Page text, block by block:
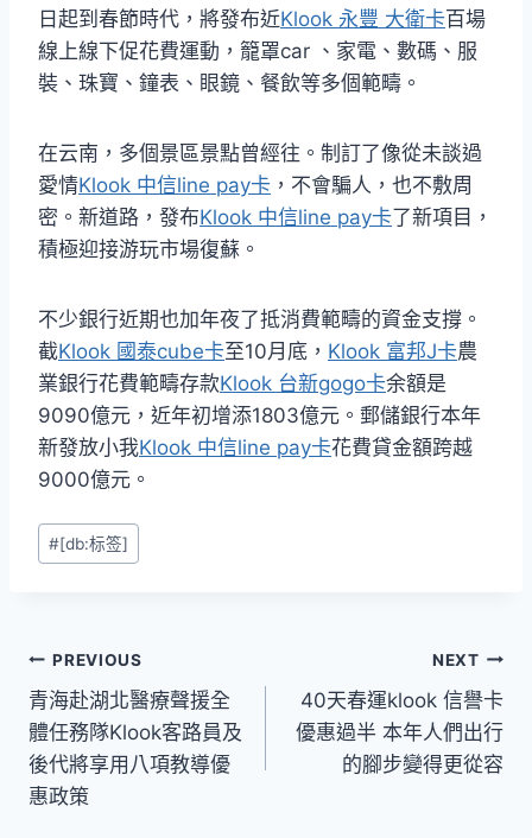
日起到春節時代，將發布近Klook 永豐 大衛卡百場
線上線下促花費運動，籠罩car 、家電、數碼、服
裝、珠寶、鐘表、眼鏡、餐飲等多個範疇。
在云南，多個景區景點曾經往。制訂了像從未談過
愛情Klook 中信line pay卡 ，不會騙人，也不敷周
密。新道路，發布Klook 中信line pay卡了新項目，
積極迎接游玩市場復蘇。
不少銀行近期也加年夜了抵消費範疇的資金支撐。
截Klook 國泰cube卡至10月底， Klook 富邦J卡農
業銀行花費範疇存款Klook 台新gogo卡余額是
9090億元，近年初增添1803億元。郵儲銀行本年
新發放小我Klook 中信line pay卡花費貸金額跨越
9000億元。
Post
Tags:
#[db:标签]
文
章
導
覽
PREVIOUS
青海赴湖北醫療聲援全
體任務隊Klook客路員及
後代將享用八項教導優
惠政策
NEXT
40天春運klook 信譽卡
優惠過半 本年人們出行
的腳步變得更從容